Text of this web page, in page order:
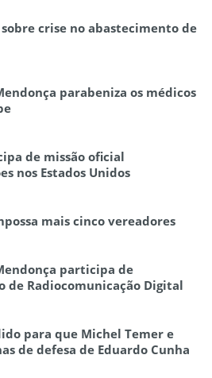
sobre crise no abastecimento de
parabeniza os médicos
de missão oficial
nos Estados Unidos
mais cinco vereadores
participa de
de Radiocomunicação Digital
para que Michel Temer e
de defesa de Eduardo Cunha